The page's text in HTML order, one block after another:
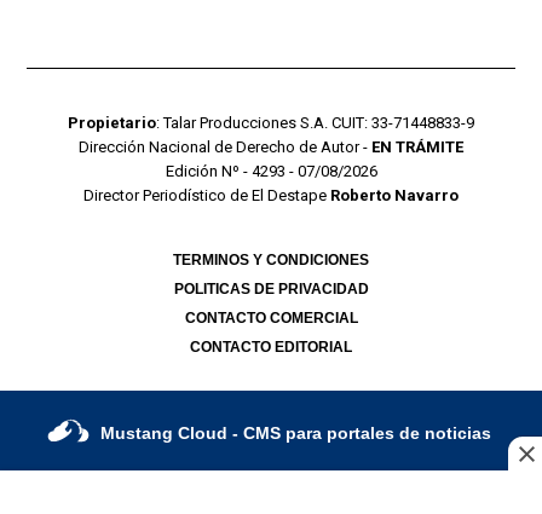
Propietario: Talar Producciones S.A. CUIT: 33-71448833-9
Dirección Nacional de Derecho de Autor - EN TRÁMITE
Edición Nº - 4293 - 07/08/2026
Director Periodístico de El Destape Roberto Navarro
TERMINOS Y CONDICIONES
POLITICAS DE PRIVACIDAD
CONTACTO COMERCIAL
CONTACTO EDITORIAL
Mustang Cloud - CMS para portales de noticias